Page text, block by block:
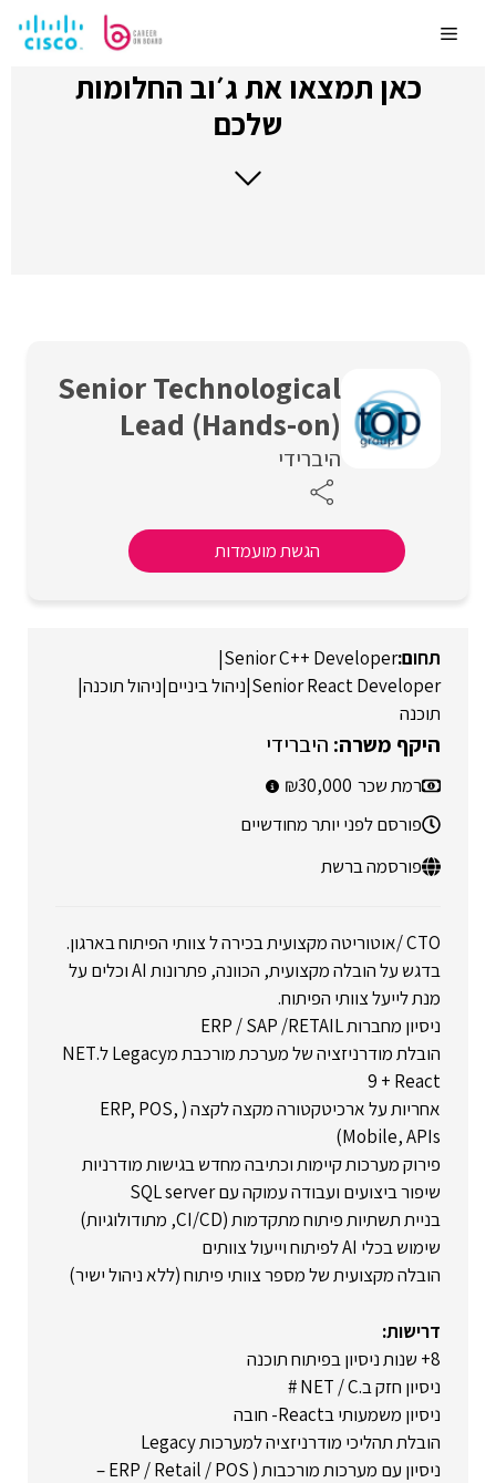
לתוכןMenu
כאן תמצאו את ג׳וב החלומות
שלכם
Senior Technological
Lead (Hands-on)
היברידי
הגשת מועמדות
Senior C++ Developer
|
Senior React Developer
|ניהול ביניים|ניהול תוכנה|
תוכנה
היברידי
רמת שכר 30,000
פורסם לפני יותר מחודשיים
פורסמה ברשת
CTO /אוטוריטה מקצועית בכירה ל צוותי הפיתוח בארגון.
בדגש על הובלה מקצועית, הכוונה, פתרונות AI וכלים על
מנת לייעל צוותי הפיתוח.
ניסיון מחברות ERP / SAP /RETAIL
הובלת מודרניזציה של מערכת מורכבת מLegacy ל.NET
9 + React
אחריות על ארכיטקטורה מקצה לקצה ( ERP, POS,
Mobile, APIs)
פירוק מערכות קיימות וכתיבה מחדש בגישות מודרניות
שיפור ביצועים ועבודה עמוקה עם SQL server
בניית תשתיות פיתוח מתקדמות (CI/CD, מתודולוגיות)
שימוש בכלי AI לפיתוח וייעול צוותים
הובלה מקצועית של מספר צוותי פיתוח (ללא ניהול ישיר)
דרישות:
8+ שנות ניסיון בפיתוח תוכנה
ניסיון חזק ב.NET / C #
ניסיון משמעותי בReact- חובה
הובלת תהליכי מודרניזציה למערכות Legacy
ניסיון עם מערכות מורכבות ( ERP / Retail / POS –